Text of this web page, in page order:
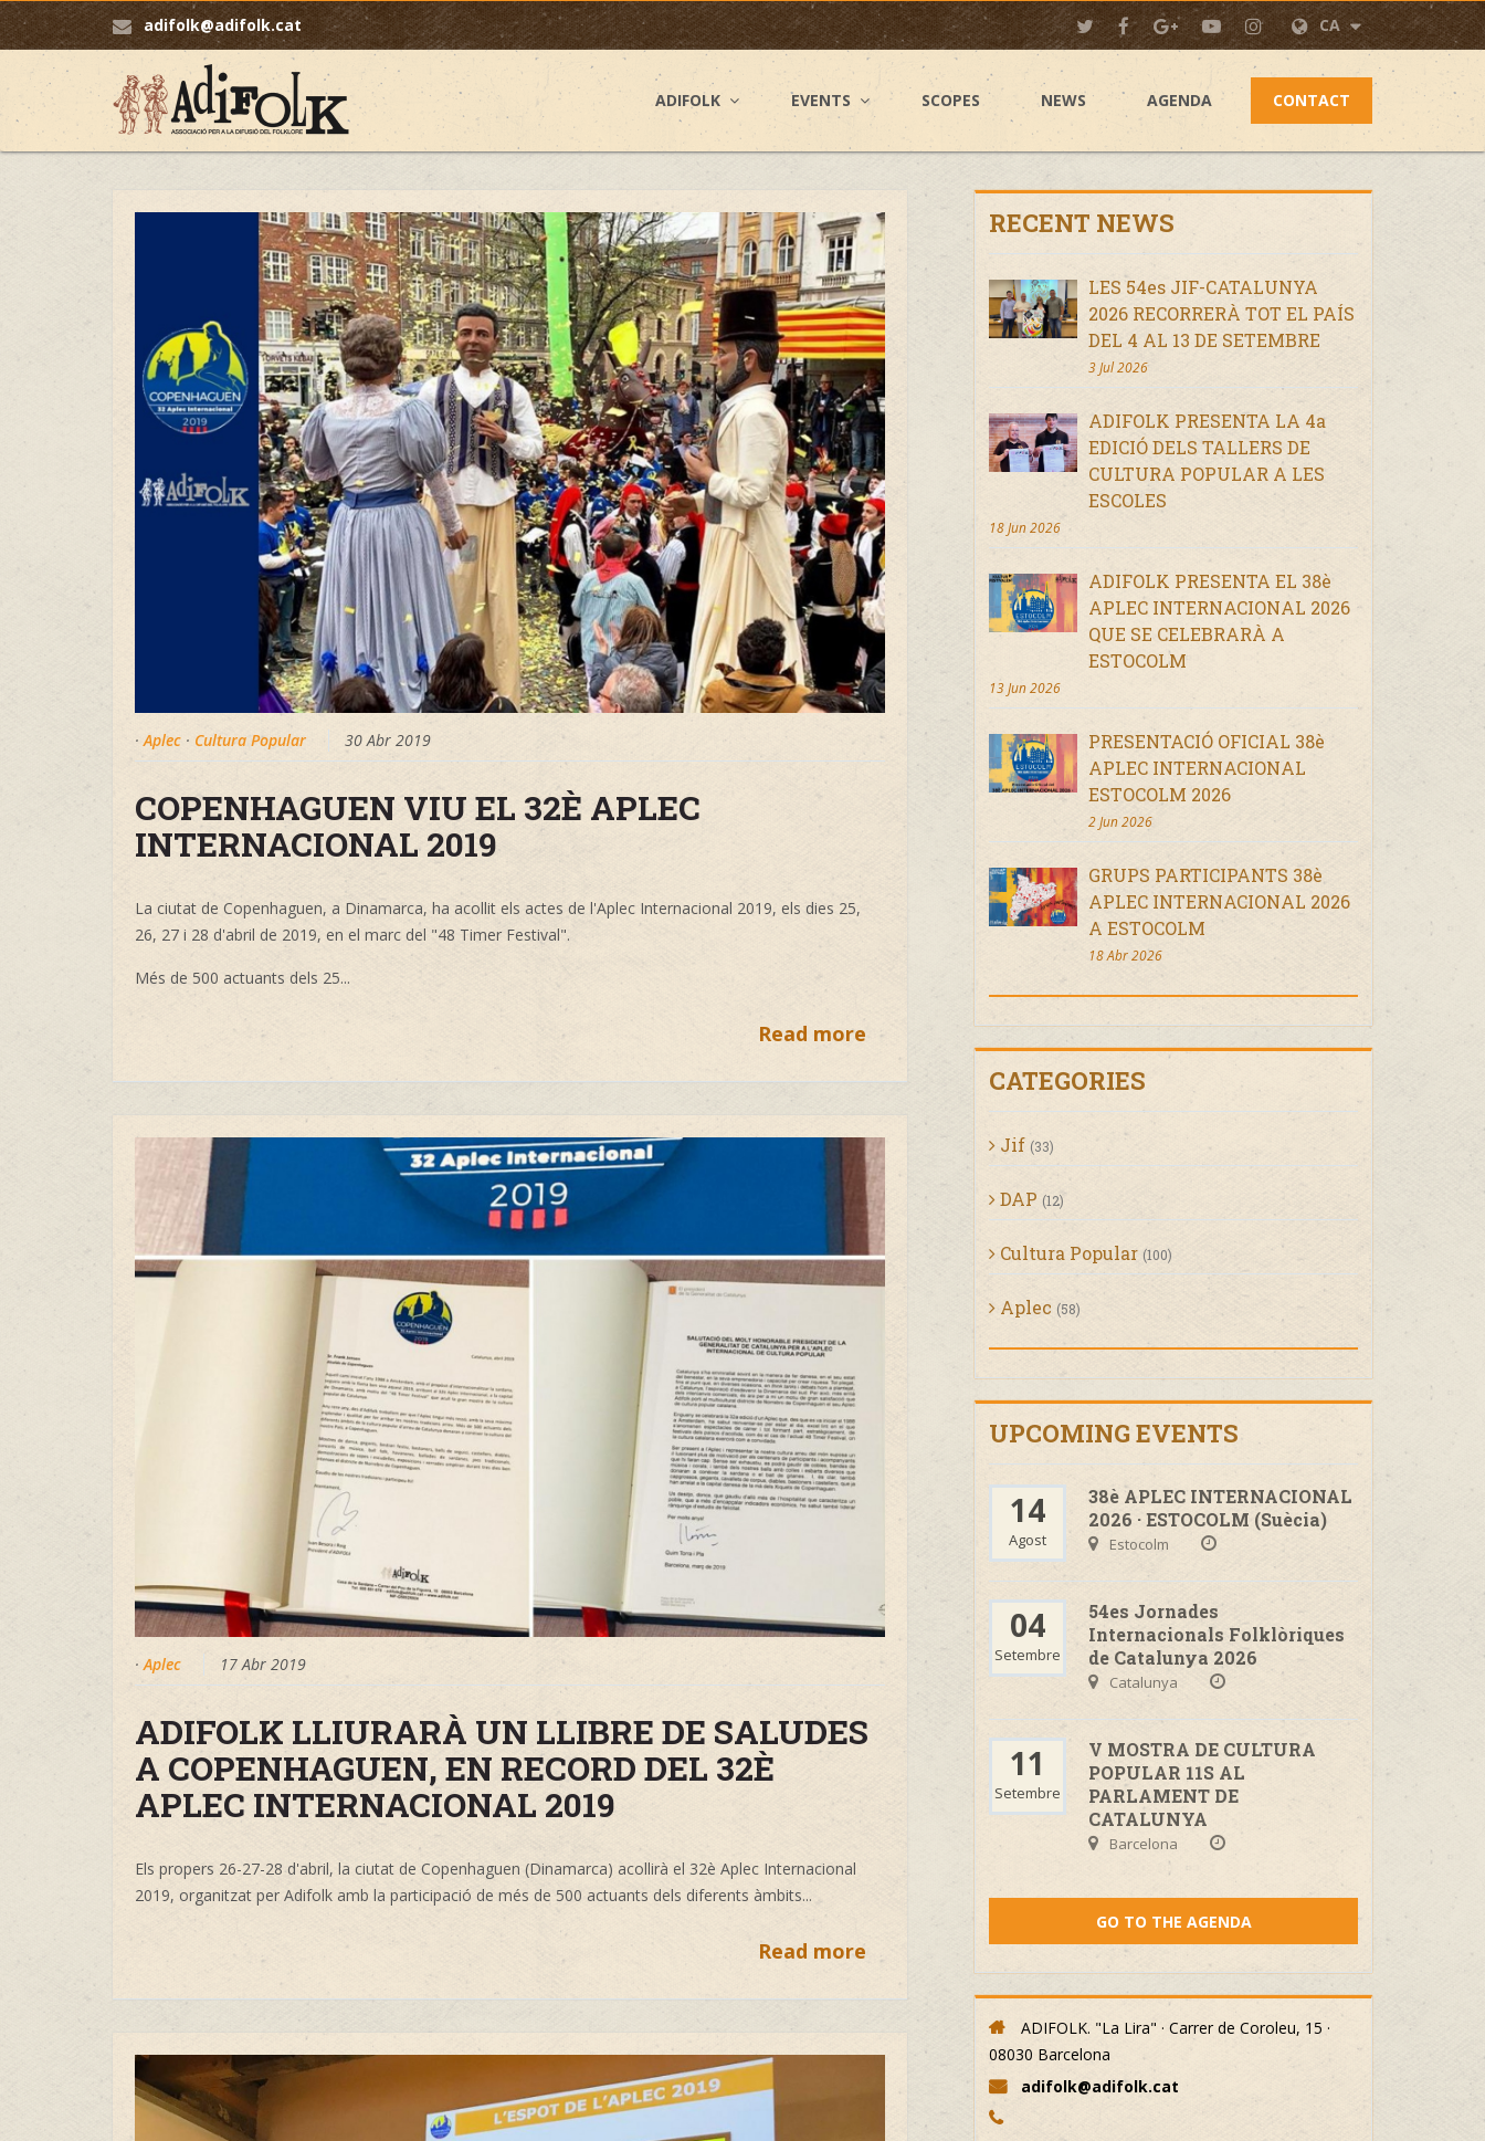
adifolk@adifolk.cat CA
ADIFOLK EVENTS SCOPES NEWS AGENDA CONTACT
· Aplec · Cultura Popular 30 Abr 2019
COPENHAGUEN VIU EL 32È APLEC
INTERNACIONAL 2019
La ciutat de Copenhaguen, a Dinamarca, ha acollit els actes de l'Aplec Internacional 2019, els dies 25,
26, 27 i 28 d'abril de 2019, en el marc del "48 Timer Festival".
Més de 500 actuants dels 25...
Read more
·Aplec 17 Abr 2019
ADIFOLK LLIURARÀ UN LLIBRE DE SALUDES
A COPENHAGUEN, EN RECORD DEL 32È
APLEC INTERNACIONAL 2019
Els propers 26-27-28 d'abril, la ciutat de Copenhaguen (Dinamarca) acollirà el 32è Aplec Internacional
2019, organitzat per Adifolk amb la participació de més de 500 actuants dels diferents àmbits...
Read more
RECENT NEWS
LES 54es JIF-CATALUNYA
2026 RECORRERÀ TOT EL PAÍS
DEL 4 AL 13 DE SETEMBRE
3 Jul 2026
ADIFOLK PRESENTA LA 4a
EDICIÓ DELS TALLERS DE
CULTURA POPULAR A LES
ESCOLES
18 Jun 2026
ADIFOLK PRESENTA EL 38è
APLEC INTERNACIONAL 2026
QUE SE CELEBRARÀ A
ESTOCOLM
13 Jun 2026
PRESENTACIÓ OFICIAL 38è
APLEC INTERNACIONAL
ESTOCOLM 2026
2 Jun 2026
GRUPS PARTICIPANTS 38è
APLEC INTERNACIONAL 2026
A ESTOCOLM
18 Abr 2026
CATEGORIES
Jif (33)
DAP (12)
Cultura Popular (100)
Aplec (58)
UPCOMING EVENTS
14
Agost
38è APLEC INTERNACIONAL
2026 · ESTOCOLM (Suècia)
Estocolm
04
Setembre
54es Jornades
Internacionals Folklòriques
de Catalunya 2026
Catalunya
11
Setembre
V MOSTRA DE CULTURA
POPULAR 11S AL
PARLAMENT DE
CATALUNYA
Barcelona
GO TO THE AGENDA
ADIFOLK. "La Lira" · Carrer de Coroleu, 15 ·
08030 Barcelona
adifolk@adifolk.cat